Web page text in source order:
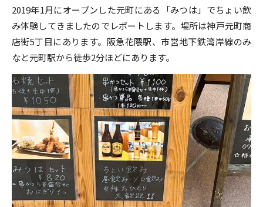
2019年1月にオープンした元町にある「みつは」でちょい飲
み体験してきましたのでレポートします。場所は神戸元町商
店街5丁目にあります。阪急花隈駅、市営地下鉄湾岸線のみ
なと元町駅から徒歩2分ほどにあります。